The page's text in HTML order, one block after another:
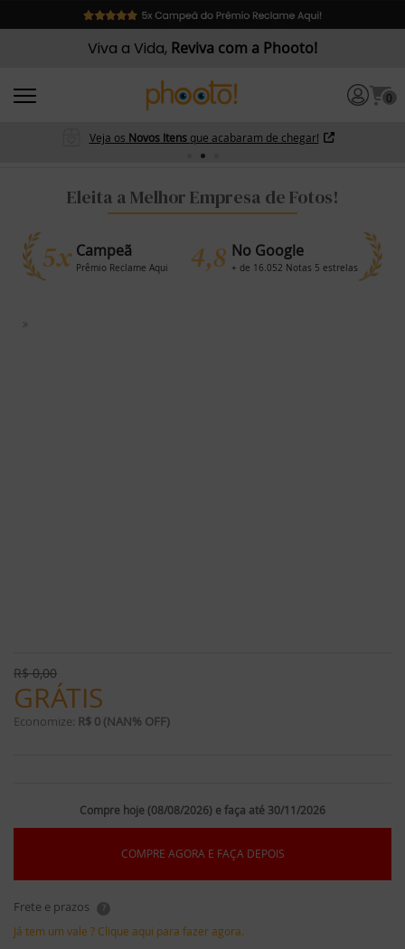
Viva a Vida, Reviva com a Phooto!
0
Veja os Novos Itens que acabaram de chegar!
Eleita a Melhor Empresa de Fotos!
5x Campeã
Prêmio Reclame Aqui 4,8 No Google
+ de 16.052 Notas 5 estrelas
R$0,00
GRÁTIS
Economize: R$ 0 (NAN% OFF)
Compre hoje (08/08/2026) e faça até 30/11/2026
COMPRE AGORA E FAÇA DEPOIS
Frete e prazos ?
Já tem um vale ? Clique aqui para fazer agora.